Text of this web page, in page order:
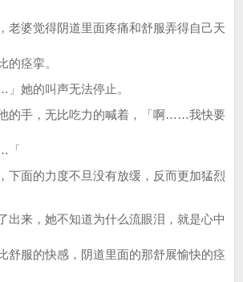
老婆觉得阴道里面疼痛和舒服弄得自己天
的痉挛。
的叫声无法停止。
手，无比吃力的喊着，「啊……我快要
「
面的力度不旦没有放缓，反而更加猛烈
来，她不知道为什么流眼泪，就是心中
舒服的快感，阴道里面的那舒展愉快的痉